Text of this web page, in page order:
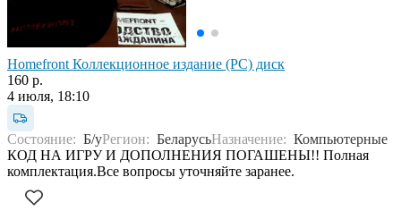
Homefront Коллекционное издание (PC) диск
160 р.
4 июля, 18:10
Состояние: Б/уРегион: БеларусьНазначение: Компьютерные
КОД НА ИГРУ И ДОПОЛНЕНИЯ ПОГАШЕНЫ!! Полная
комплектация.Все вопросы уточняйте заранее.